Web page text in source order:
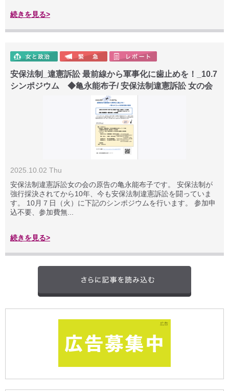
続きを見る>
安保法制_違憲訴訟 最前線から軍事化に歯止めを！_10.7
シンポジウム ◆亀永能布子/ 安保法制違憲訴訟 女の会
2025.10.02 Thu
安保法制違憲訴訟女の会の原告の亀永能布子です。 安保法制が
強行採決されてから10年、今も安保法制違憲訴訟を闘っていま
す。 10月７日（火）に下記のシンポジウムを行います。 参加申
込不要、参加費無...
続きを見る>